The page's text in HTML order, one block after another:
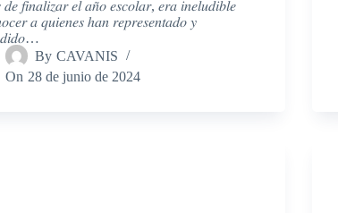
𝑓𝑖𝑛𝑎𝑙𝑖𝑧𝑎𝑟 𝑒𝑙 𝑎𝑛̃𝑜 𝑒𝑠𝑐𝑜𝑙𝑎𝑟, 𝑒𝑟𝑎 𝑖𝑛𝑒𝑙𝑢𝑑𝑖𝑏𝑙𝑒
𝑎 𝑞𝑢𝑖𝑒𝑛𝑒𝑠 ℎ𝑎𝑛 𝑟𝑒𝑝𝑟𝑒𝑠𝑒𝑛𝑡𝑎𝑑𝑜 𝑦
By CAVANIS
On 28 de junio de 2024